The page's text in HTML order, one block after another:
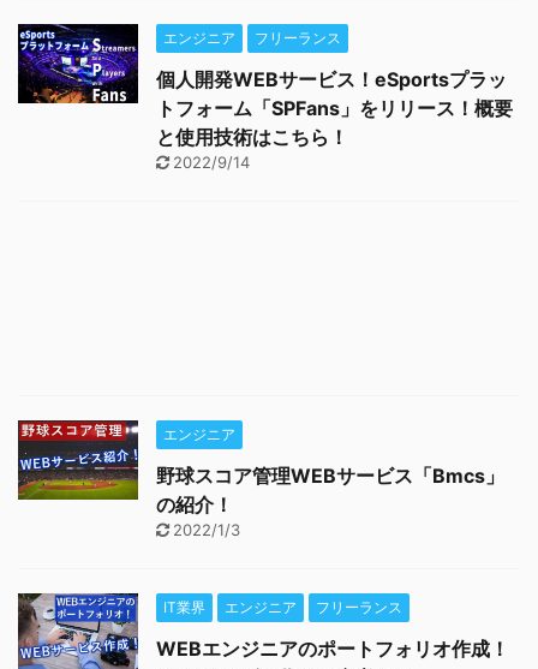
エンジニア フリーランス
個人開発WEBサービス！eSportsプラッ
トフォーム「SPFans」をリリース！概要
と使用技術はこちら！
2022/9/14
エンジニア
野球スコア管理WEBサービス「Bmcs」
の紹介！
2022/1/3
IT業界 エンジニア フリーランス
WEBエンジニアのポートフォリオ作成！